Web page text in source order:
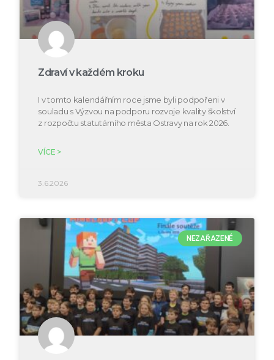
Zdraví v každém kroku
I v tomto kalendářním roce jsme byli podpořeni v
souladu s Výzvou na podporu rozvoje kvality školství
z rozpočtu statutárního města Ostravy na rok 2026.
VÍCE >
3.6.2026
NEZAŘAZENÉ